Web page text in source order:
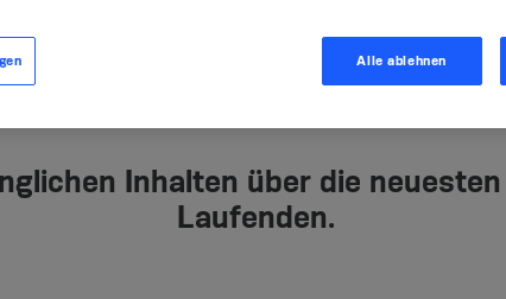
Inhalten über die
Laufenden.
Alle ablehnen